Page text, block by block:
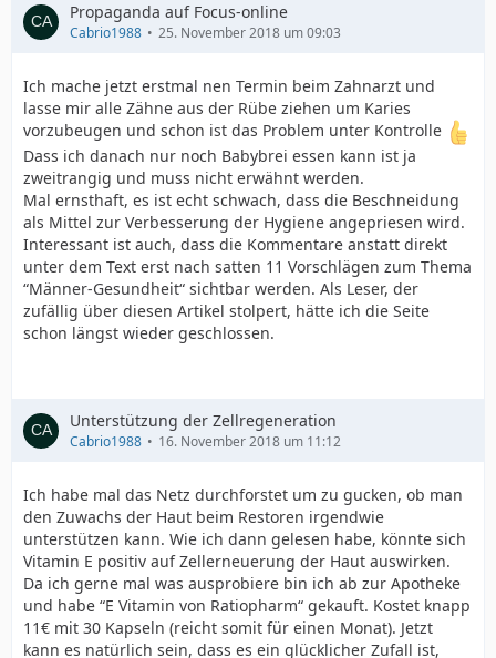
Propaganda auf Focus-online
Cabrio1988 25. November 2018 um 09:03
Ich mache jetzt erstmal nen Termin beim Zahnarzt und
lasse mir alle Zähne aus der Rübe ziehen um Karies
vorzubeugen und schon ist das Problem unter Kontrolle
Dass ich danach nur noch Babybrei essen kann ist ja
zweitrangig und muss nicht erwähnt werden.
Mal ernsthaft, es ist echt schwach, dass die Beschneidung
als Mittel zur Verbesserung der Hygiene angepriesen wird.
Interessant ist auch, dass die Kommentare anstatt direkt
unter dem Text erst nach satten 11 Vorschlägen zum Thema
“Männer-Gesundheit“ sichtbar werden. Als Leser, der
zufällig über diesen Artikel stolpert, hätte ich die Seite
schon längst wieder geschlossen.
Unterstützung der Zellregeneration
Cabrio1988 16. November 2018 um 11:12
Ich habe mal das Netz durchforstet um zu gucken, ob man
den Zuwachs der Haut beim Restoren irgendwie
unterstützen kann. Wie ich dann gelesen habe, könnte sich
Vitamin E positiv auf Zellerneuerung der Haut auswirken.
Da ich gerne mal was ausprobiere bin ich ab zur Apotheke
und habe “E Vitamin von Ratiopharm“ gekauft. Kostet knapp
11€ mit 30 Kapseln (reicht somit für einen Monat). Jetzt
kann es natürlich sein, dass es ein glücklicher Zufall ist,